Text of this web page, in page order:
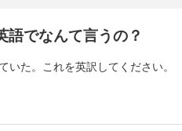
語でなんて言うの？
いた。これを英訳してください。